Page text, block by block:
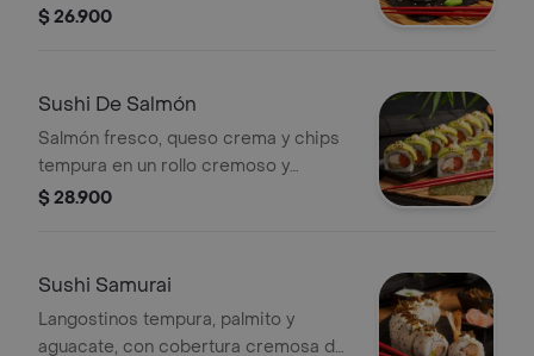
sazonado y ajonjolí. Un clásico
$ 26.900
Sushi De Salmón
Salmón fresco, queso crema y chips
tempura en un rollo cremoso y
crujiente, con aguacate, mayonesa
$ 28.900
Sushi Samurai
Langostinos tempura, palmito y
aguacate, con cobertura cremosa de